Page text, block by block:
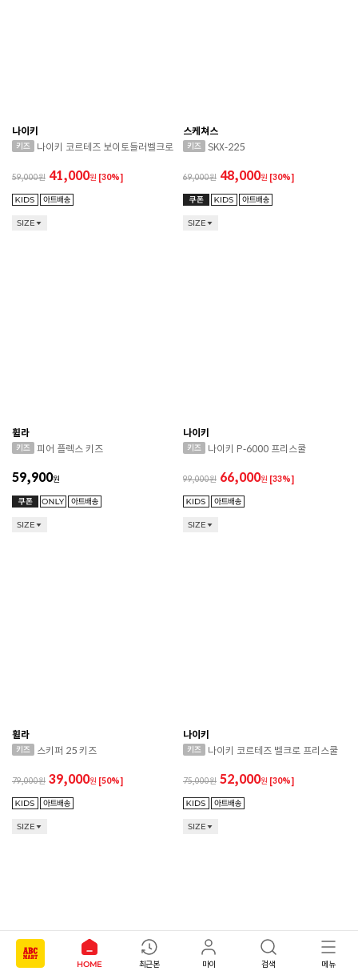
나이키
나이키 코르테즈 보이토들러벨크로
59,000 41,000원 [30%]
SIZE
스케쳐스
SKX-225
69,000 48,000원 [30%]
SIZE
휠라
피어 플렉스 키즈
59,900원
SIZE
나이키
나이키 P-6000 프리스쿨
99,000 66,000원 [33%]
SIZE
휠라
스키퍼 25 키즈
79,000 39,000원 [50%]
SIZE
나이키
나이키 코르테즈 벨크로 프리스쿨
75,000 52,000원 [30%]
SIZE
HOME 최근본 마이 검색 메뉴